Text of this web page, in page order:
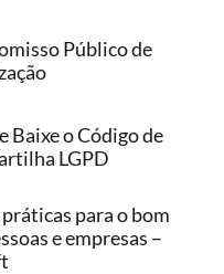
Público de
Baixe o Código de
LGPD
para o bom
e empresas –